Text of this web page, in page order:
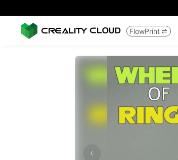
FlowPrint 